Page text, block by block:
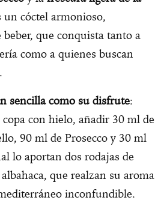
un cóctel armonioso,
que conquista tanto a
como a quienes buscan
sencilla como su disfrute:
con hielo, añadir 30 ml de
90 ml de Prosecco y 30 ml
lo aportan dos rodajas de
que realzan su aroma
inconfundible.